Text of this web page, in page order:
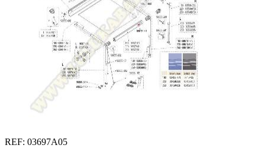
REF: 03697A05